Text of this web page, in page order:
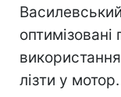
оптимізовані
лізти у мотор.